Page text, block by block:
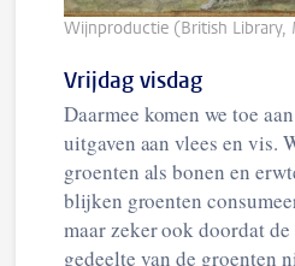
Wijnproductie (British
Vrijdag visdag
Daarmee komen we toe
uitgaven aan vlees en vis.
groenten als bonen en
blijken groenten
maar zeker ook doordat
gedeelte van de groenten